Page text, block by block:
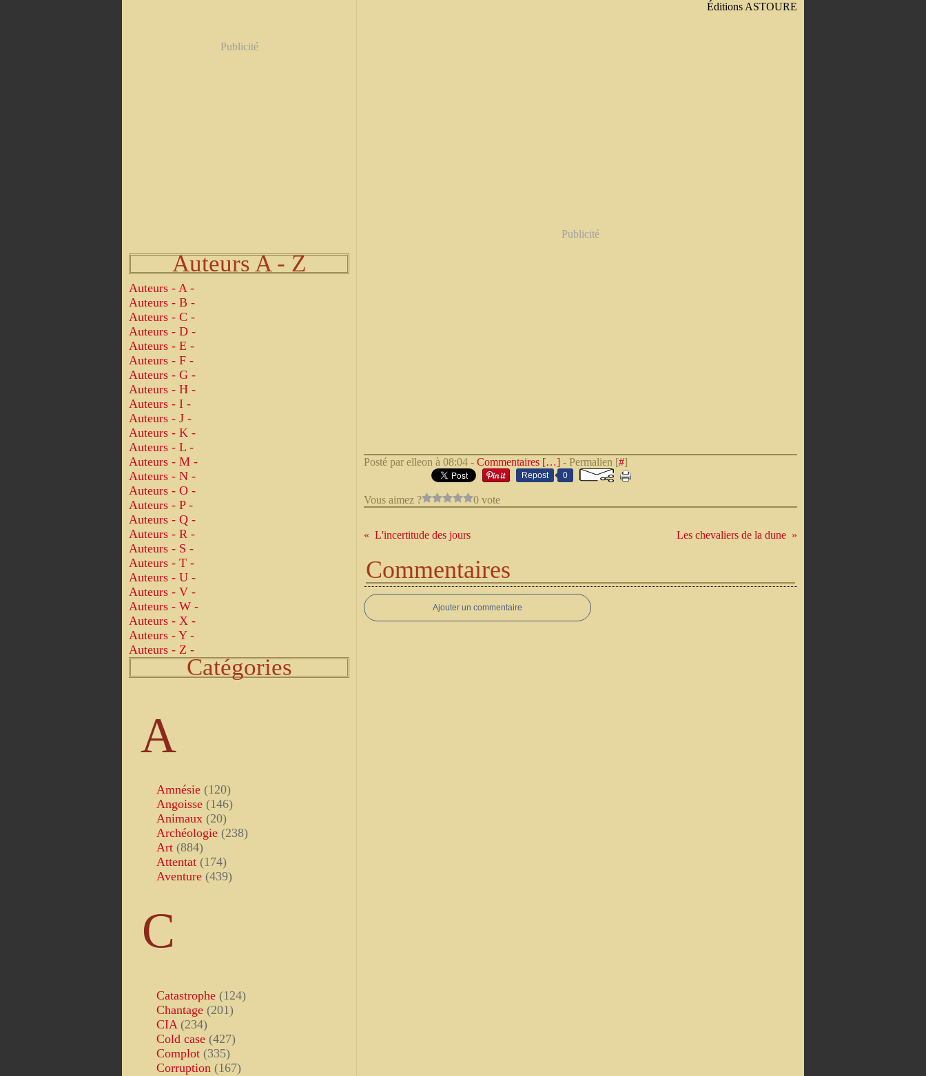
Publicité
Auteurs A - Z
Auteurs - A -
Auteurs - B -
Auteurs - C -
Auteurs - D -
Auteurs - E -
Auteurs - F -
Auteurs - G -
Auteurs - H -
Auteurs - I -
Auteurs - J -
Auteurs - K -
Auteurs - L -
Auteurs - M -
Auteurs - N -
Auteurs - O -
Auteurs - P -
Auteurs - Q -
Auteurs - R -
Auteurs - S -
Auteurs - T -
Auteurs - U -
Auteurs - V -
Auteurs - W -
Auteurs - X -
Auteurs - Y -
Auteurs - Z -
Catégories
A
Amnésie (120)
Angoisse (146)
Animaux (20)
Archéologie (238)
Art (884)
Attentat (174)
Aventure (439)
C
Catastrophe (124)
Chantage (201)
CIA (234)
Cold case (427)
Complot (335)
Corruption (167)
Éditions ASTOURE
Publicité
Posté par elleon à 08:04 - Commentaires […] - Permalien [#]
Repost 0
Vous aimez ? 0 vote
L'incertitude des jours Les chevaliers de la dune
Commentaires
Ajouter un commentaire